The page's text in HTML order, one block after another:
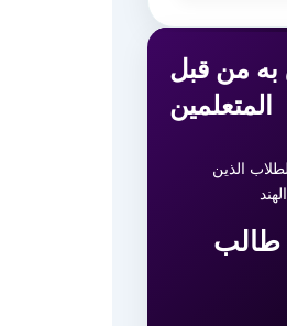
به من قبل
المتعلمين
الذين